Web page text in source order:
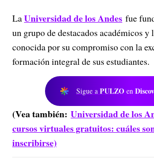
LaUniversidad de los Andes fue
un grupo de destacados académicos y
conocida por su compromiso con la
formación integral de sus estudiantes.
Sigue a PULZO en
(Vea también: Universidad de los
cursos virtuales gratuitos: cuáles
inscribirse)